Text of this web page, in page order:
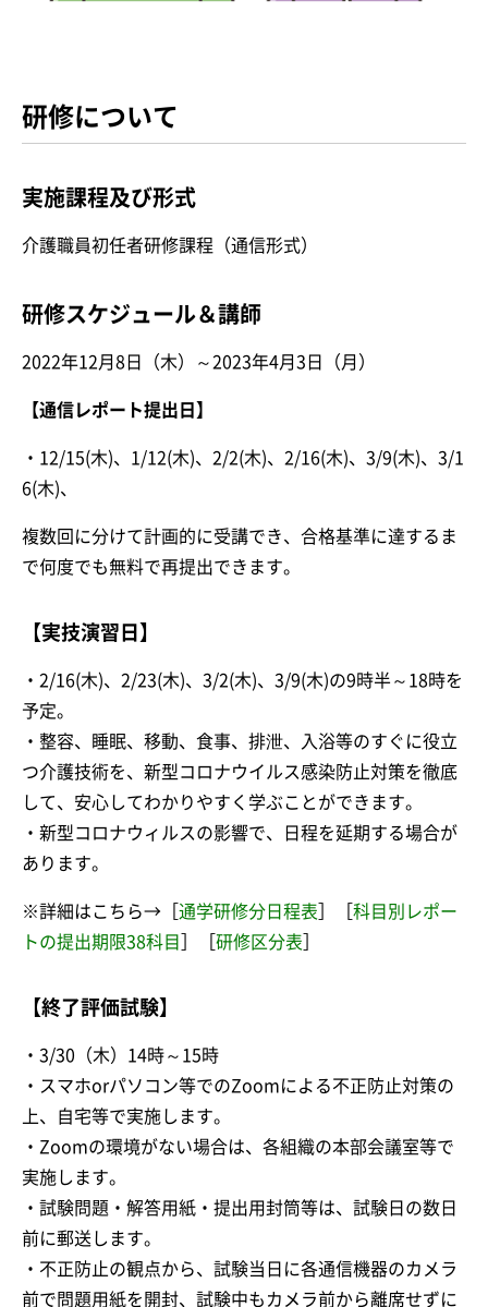
研修について
実施課程及び形式
介護職員初任者研修課程（通信形式）
研修スケジュール＆講師
2022年12月8日（木）～2023年4月3日（月）
【通信レポート提出日】
・12/15(木)、1/12(木)、2/2(木)、2/16(木)、3/9(木)、3/1
6(木)、
複数回に分けて計画的に受講でき、合格基準に達するま
で何度でも無料で再提出できます。
【実技演習日】
・2/16(木)、2/23(木)、3/2(木)、3/9(木)の9時半～18時を
予定。
・整容、睡眠、移動、食事、排泄、入浴等のすぐに役立
つ介護技術を、新型コロナウイルス感染防止対策を徹底
して、安心してわかりやすく学ぶことができます。
・新型コロナウィルスの影響で、日程を延期する場合が
あります。
※詳細はこちら→［ 通学研修分日程表
科目別レポー
トの提出期限38科目
研修区分表
【終了評価試験】
・3/30（木）14時～15時
・スマホorパソコン等でのZoomによる不正防止対策の
上、自宅等で実施します。
・Zoomの環境がない場合は、各組織の本部会議室等で
実施します。
・試験問題・解答用紙・提出用封筒等は、試験日の数日
前に郵送します。
・不正防止の観点から、試験当日に各通信機器のカメラ
前で問題用紙を開封、試験中もカメラ前から離席せずに